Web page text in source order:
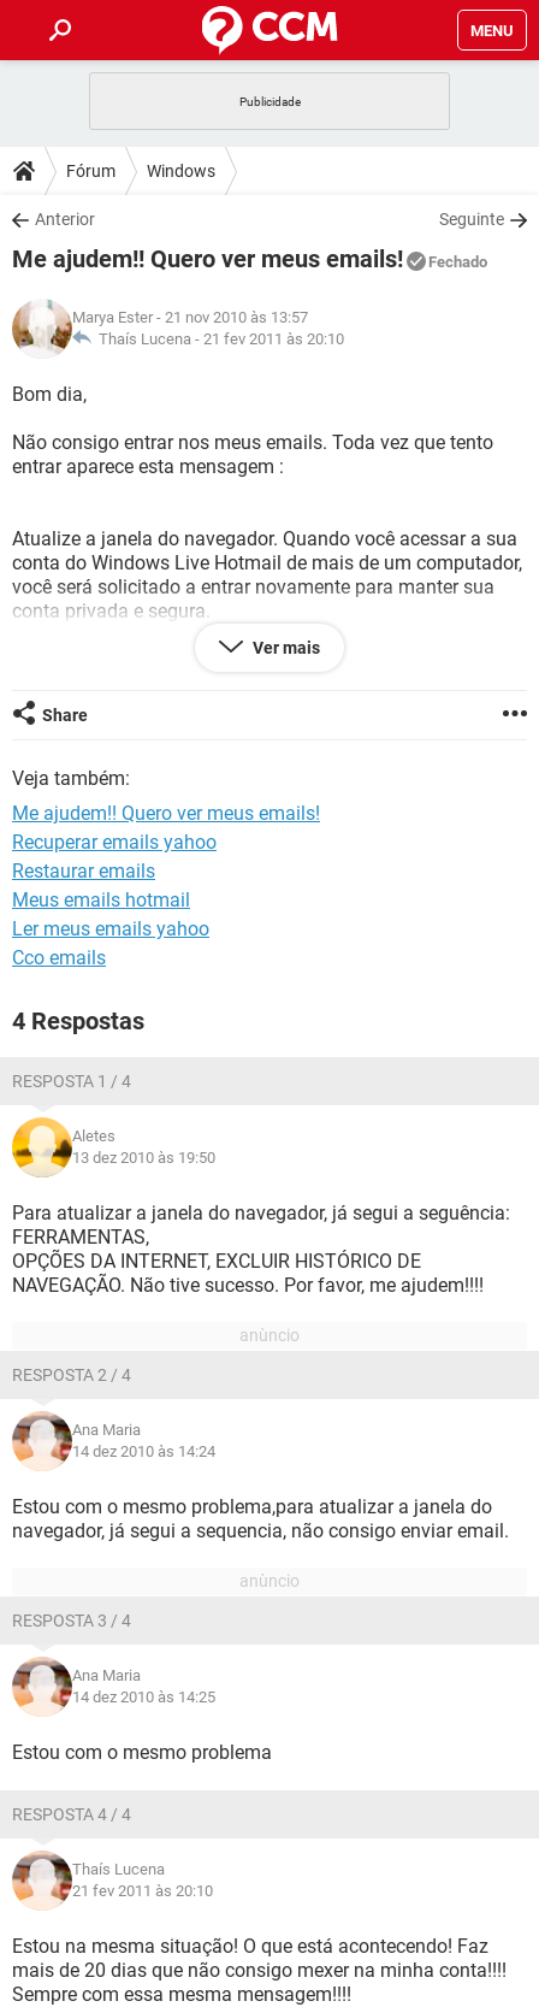
MENU
CELULAR
OUTLOOK
INSTAGRAM GMAIL
GUIA DE COMPRAS
DICAS
JOGOS
INSTAGRAM GMAIL
DOWNLOADS
JOGOS WHATSAPP
CELULAR
OUTLOOK EXCEL
INSTAGRAM
FÓRUM
JOGOS WHATSAPP
OUTLOOK
INSTAGRAM GMAIL
GLOSSÁRIO
JOGOS
OUTLOOK
GUIA DE COMPRAS
Fórum Windows
Anterior Seguinte
Me ajudem!! Quero ver meus emails! Fechado
Marya Ester - 21 nov 2010 às 13:57
Thaís Lucena - 21 fev 2011 às 20:10
Bom dia,
Não consigo entrar nos meus emails. Toda vez que tento
entrar aparece esta mensagem :
Atualize a janela do navegador. Quando você acessar a sua
conta do Windows Live Hotmail de mais de um computador,
você será solicitado a entrar novamente para manter sua
conta privada e segura.
Eu atualizo e nada. fica a mesma coisa.
Ver mais
Share
Veja também:
Me ajudem!! Quero ver meus emails!
Recuperar emails yahoo
Restaurar emails
Meus emails hotmail
Ler meus emails yahoo
Cco emails
4 Respostas
RESPOSTA 1 / 4
Aletes
13 dez 2010 às 19:50
Para atualizar a janela do navegador, já segui a seguência:
FERRAMENTAS,
OPÇÕES DA INTERNET, EXCLUIR HISTÓRICO DE
NAVEGAÇÃO. Não tive sucesso. Por favor, me ajudem!!!!
RESPOSTA 2 / 4
Ana Maria
14 dez 2010 às 14:24
Estou com o mesmo problema,para atualizar a janela do
navegador, já segui a sequencia, não consigo enviar email.
RESPOSTA 3 / 4
Ana Maria
14 dez 2010 às 14:25
Estou com o mesmo problema
RESPOSTA 4 / 4
Thaís Lucena
21 fev 2011 às 20:10
Estou na mesma situação! O que está acontecendo! Faz
mais de 20 dias que não consigo mexer na minha conta!!!!
Sempre com essa mesma mensagem!!!!